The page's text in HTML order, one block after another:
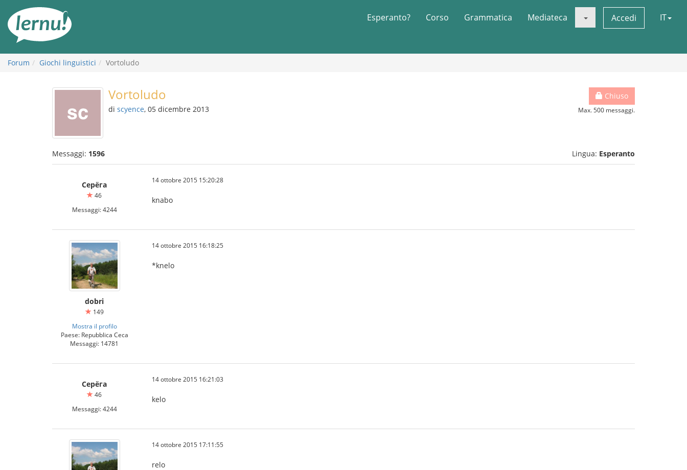
all’indice
Esperanto? Corso Grammatica Mediateca Accedi IT
Forum Giochi linguistici Vortoludo
Chiuso
Max. 500 messaggi.
Vortoludo
di scyence, 05 dicembre 2013
Messaggi: 1596 Lingua: Esperanto
Серёга
46
Messaggi: 4244
14 ottobre 2015 15:20:28
knabo
dobri
149
Mostra il profilo
Paese: Repubblica Ceca
Messaggi: 14781
14 ottobre 2015 16:18:25
*knelo
Серёга
46
Messaggi: 4244
14 ottobre 2015 16:21:03
kelo
14 ottobre 2015 17:11:55
relo